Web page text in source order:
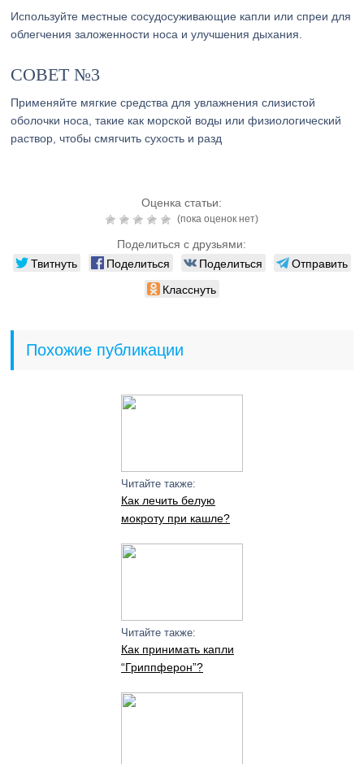
Используйте местные сосудосуживающие капли или спреи для
облегчения заложенности носа и улучшения дыхания.
СОВЕТ №3
Применяйте мягкие средства для увлажнения слизистой
оболочки носа, такие как морской воды или физиологический
раствор, чтобы смягчить сухость и разд
Оценка статьи:
(пока оценок нет)
Поделиться с друзьями:
Твитнуть Поделиться Поделиться
Отправить
Класснуть
Похожие публикации
Читайте также:
Как лечить белую
мокроту при кашле?
Читайте также:
Как принимать капли
“Гриппферон”?